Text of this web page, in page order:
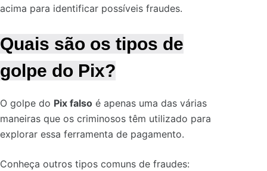
acima para identificar possíveis fraudes.
Quais são os tipos de
golpe do Pix?
O golpe do Pix falso é apenas uma das várias
maneiras que os criminosos têm utilizado para
explorar essa ferramenta de pagamento.
Conheça outros tipos comuns de fraudes: